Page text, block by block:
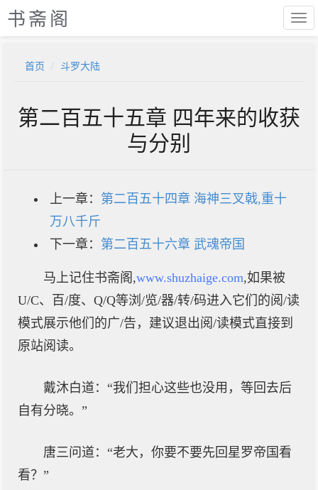
书斋阁
首页 斗罗大陆
第二百五十五章 四年来的收获
与分别
上一章： 第二百五十四章 海神三叉戟,重十
万八千斤
下一章： 第二百五十六章 武魂帝国
马上记住书斋阁,www.shuzhaige.com,如果被
U/C、百/度、Q/Q等浏/览/器/转/码进入它们的阅/读
模式展示他们的广/告，建议退出阅/读模式直接到
原站阅读。
戴沐白道：“我们担心这些也没用，等回去后
自有分晓。”
唐三问道：“老大，你要不要先回星罗帝国看
看？”